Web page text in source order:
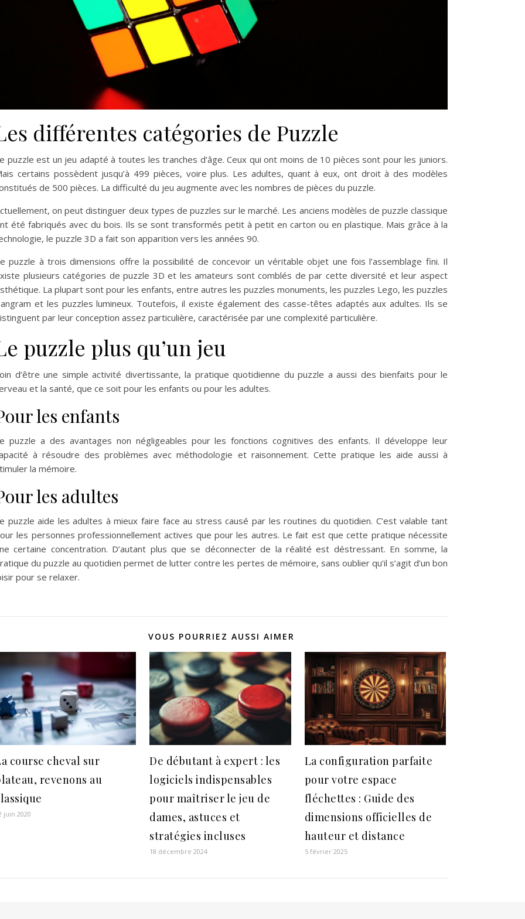
différentes catégories de Puzzle
puzzle est un jeu adapté à toutes les tranches d’âge. Ceux qui ont moins de 10 pièces sont pour les juniors.
certains possèdent jusqu’à 499 pièces, voire plus. Les adultes, quant à eux, ont droit à des modèles
de 500 pièces. La difficulté du jeu augmente avec les nombres de pièces du puzzle.
on peut distinguer deux types de puzzles sur le marché. Les anciens modèles de puzzle classique
été fabriqués avec du bois. Ils se sont transformés petit à petit en carton ou en plastique. Mais grâce à la
le puzzle 3D a fait son apparition vers les années 90.
puzzle à trois dimensions offre la possibilité de concevoir un véritable objet une fois l’assemblage fini. Il
plusieurs catégories de puzzle 3D et les amateurs sont comblés de par cette diversité et leur aspect
La plupart sont pour les enfants, entre autres les puzzles monuments, les puzzles Lego, les puzzles
et les puzzles lumineux. Toutefois, il existe également des casse-têtes adaptés aux adultes. Ils se
par leur conception assez particulière, caractérisée par une complexité particulière.
puzzle plus qu’un jeu
d’être une simple activité divertissante, la pratique quotidienne du puzzle a aussi des bienfaits pour le
et la santé, que ce soit pour les enfants ou pour les adultes.
les enfants
puzzle a des avantages non négligeables pour les fonctions cognitives des enfants. Il développe leur
à résoudre des problèmes avec méthodologie et raisonnement. Cette pratique les aide aussi à
la mémoire.
les adultes
puzzle aide les adultes à mieux faire face au stress causé par les routines du quotidien. C’est valable tant
les personnes professionnellement actives que pour les autres. Le fait est que cette pratique nécessite
certaine concentration. D’autant plus que se déconnecter de la réalité est déstressant. En somme, la
du puzzle au quotidien permet de lutter contre les pertes de mémoire, sans oublier qu’il s’agit d’un bon
pour se relaxer.
VOUS POURRIEZ AUSSI AIMER
course cheval sur
revenons au
juin 2020
De débutant à expert : les
logiciels indispensables
pour maîtriser le jeu de
dames, astuces et
stratégies incluses
18 décembre 2024
La configuration parfaite
pour votre espace
fléchettes : Guide des
dimensions officielles de
hauteur et distance
5 février 2025